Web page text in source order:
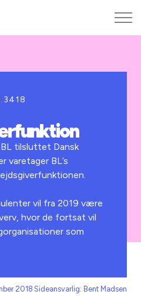
BL tilsluttet Dansk
varetager BL’s
vil fra 2019 være
hvor de fortsat vil
som
2018 Sideansvarlig: Bent Madsen